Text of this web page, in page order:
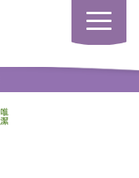
Toggle